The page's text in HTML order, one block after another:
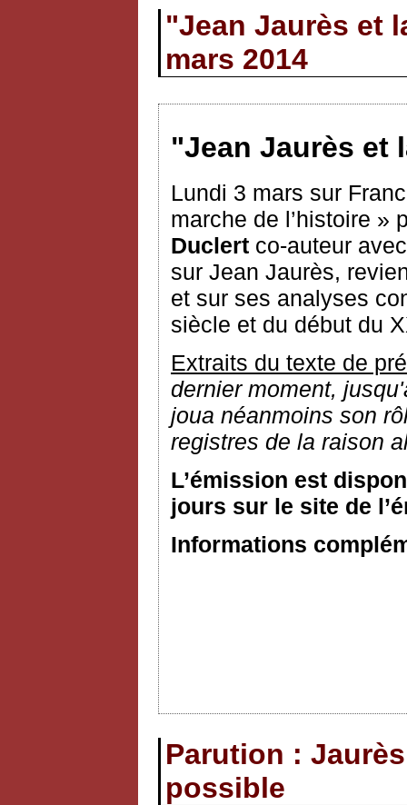
"Jean Jaurès et
mars 2014
"Jean Jaurès et
Lundi 3 mars sur
marche de l’histoire »
Duclert co-auteur
sur Jean Jaurès,
et sur ses analyses
siècle et du début du
Extraits du texte de
dernier moment,
joua néanmoins son
registres de la raison
L’émission est
jours sur le site de
Informations
Parution :
possible